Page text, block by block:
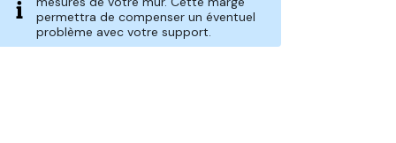
permettra de compenser un éventuel
problème avec votre support.